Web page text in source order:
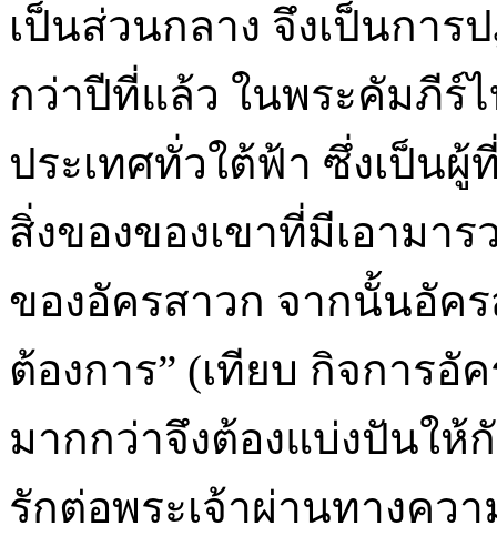
เป็นส่วนกลาง จึงเป็นการ
กว่าปีที่แล้ว ในพระคัมภีร์
ประเทศทั่วใต้ฟ้า ซึ่งเป็น
สิ่งของของเขาที่มีเอามา
ของอัครสาวก จากนั้นอัค
ต้องการ” (เทียบ กิจการอั
มากกว่าจึงต้องแบ่งปันให้
รักต่อพระเจ้าผ่านทางค